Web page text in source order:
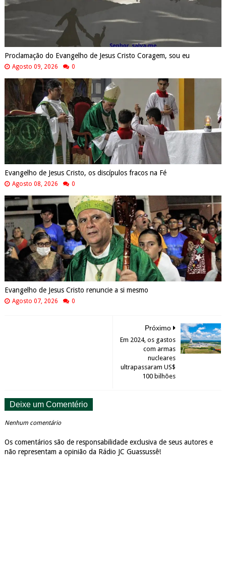
Proclamação do Evangelho de Jesus Cristo Coragem, sou eu
Agosto 09, 2026 0
Evangelho de Jesus Cristo, os discípulos fracos na Fé
Agosto 08, 2026 0
Evangelho de Jesus Cristo renuncie a si mesmo
Agosto 07, 2026 0
Próximo
Em 2024, os gastos
com armas
nucleares
ultrapassaram US$
100 bilhões
Deixe um Comentério
Nenhum comentário
Os comentários são de responsabilidade exclusiva de seus autores e
não representam a opinião da Rádio JC Guassussê!